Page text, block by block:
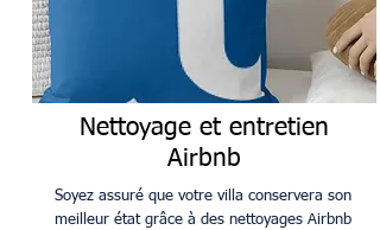
Nettoyage et entretien
Airbnb
Soyez assuré que votre villa conservera son
meilleur état grâce à des nettoyages Airbnb